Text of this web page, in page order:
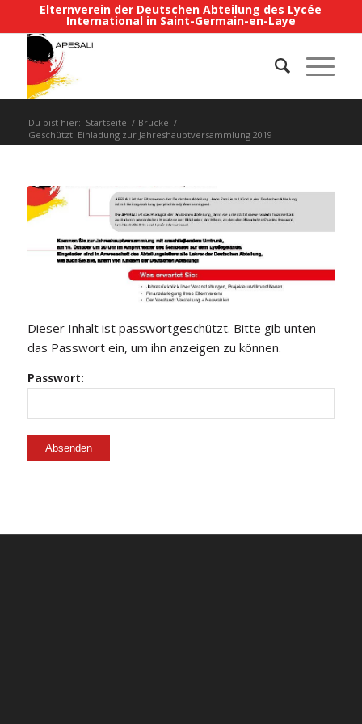
Elternverein der Deutschen Abteilung des Lycée
International in Saint-Germain-en-Laye
Du bist hier: Startseite / Brücke /
Geschützt: Einladung zur Jahreshauptversammlung 2019
Dieser Inhalt ist passwortgeschützt. Bitte gib unten
das Passwort ein, um ihn anzeigen zu können.
Passwort: